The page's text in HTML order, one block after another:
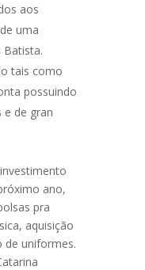
aos
uma
Batista.
tais como
possuindo
e de gran
ano,
pra
aquisição
de uniformes.